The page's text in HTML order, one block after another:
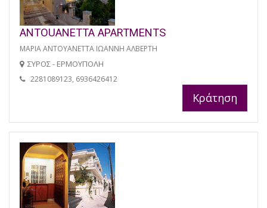
ANTOUANETTA APARTMENTS
ΜΑΡΙΑ ΑΝΤΟΥΑΝΕΤΤΑ ΙΩΑΝΝΗ ΑΛΒΕΡΤΗ
ΣΥΡΟΣ - ΕΡΜΟΥΠΟΛΗ
2281089123, 6936426412
Κράτηση